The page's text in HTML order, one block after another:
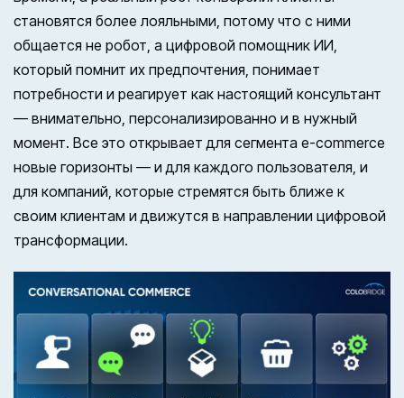
становятся более лояльными, потому что с ними
общается не робот, а цифровой помощник ИИ,
который помнит их предпочтения, понимает
потребности и реагирует как настоящий консультант
— внимательно, персонализированно и в нужный
момент. Все это открывает для сегмента e-commerce
новые горизонты — и для каждого пользователя, и
для компаний, которые стремятся быть ближе к
своим клиентам и движутся в направлении цифровой
трансформации.